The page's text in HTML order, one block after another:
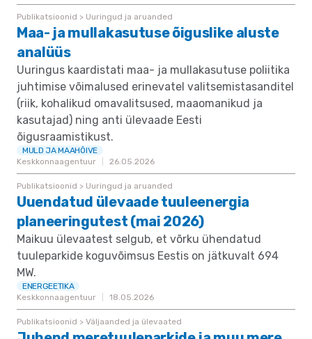
Publikatsioonid > Uuringud ja aruanded
Maa- ja mullakasutuse õiguslike aluste
analüüs
Uuringus kaardistati maa- ja mullakasutuse poliitika
juhtimise võimalused erinevatel valitsemistasanditel
(riik, kohalikud omavalitsused, maaomanikud ja
kasutajad) ning anti ülevaade Eesti
õigusraamistikust.
MULD JA MAAHÕIVE
Keskkonnaagentuur
26.05.2026
Publikatsioonid > Uuringud ja aruanded
Uuendatud ülevaade tuuleenergia
planeeringutest (mai 2026)
Maikuu ülevaatest selgub, et võrku ühendatud
tuuleparkide koguvõimsus Eestis on jätkuvalt 694
MW.
ENERGEETIKA
Keskkonnaagentuur
18.05.2026
Publikatsioonid > Väljaanded ja ülevaated